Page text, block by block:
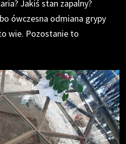
Jakiś stan zapalny?
ówczesna odmiana grypy
wie. Pozostanie to